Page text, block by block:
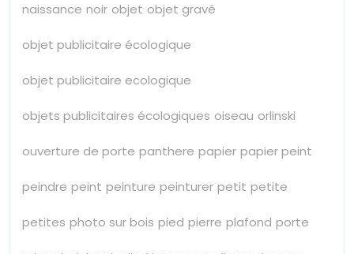
naissance noir objet objet gravé
objet publicitaire écologique
objet publicitaire ecologique
objets publicitaires écologiques oiseau orlinski
ouverture de porte panthere papier papier peint
peindre peint peinture peinturer petit petite
petites photo sur bois pied pierre plafond porte